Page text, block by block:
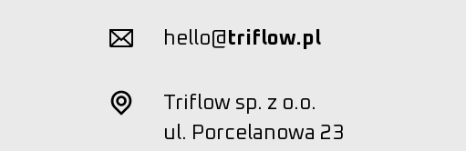
hello@triflow.pl
Triflow sp. z o.o.
ul. Porcelanowa 23